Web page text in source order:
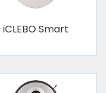
iCLEBO Smart